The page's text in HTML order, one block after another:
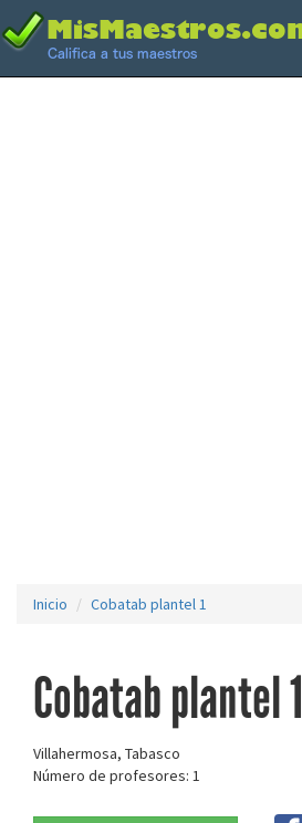
Inicio Cobatab plantel 1
Cobatab plantel 1
Villahermosa, Tabasco
Número de profesores: 1